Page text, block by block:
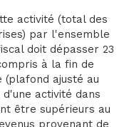
activité (total des
par l'ensemble
doit dépasser 23
à la fin de
(plafond ajusté au
activité dans
être supérieurs au
provenant de